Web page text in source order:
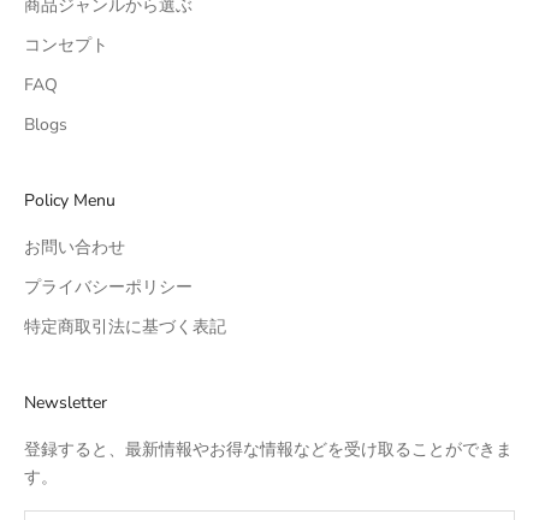
商品ジャンルから選ぶ
コンセプト
FAQ
Blogs
Policy Menu
お問い合わせ
プライバシーポリシー
特定商取引法に基づく表記
Newsletter
登録すると、最新情報やお得な情報などを受け取ることができま
す。